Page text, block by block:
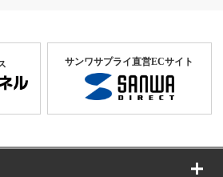
サンワサプライ直営ECサイト